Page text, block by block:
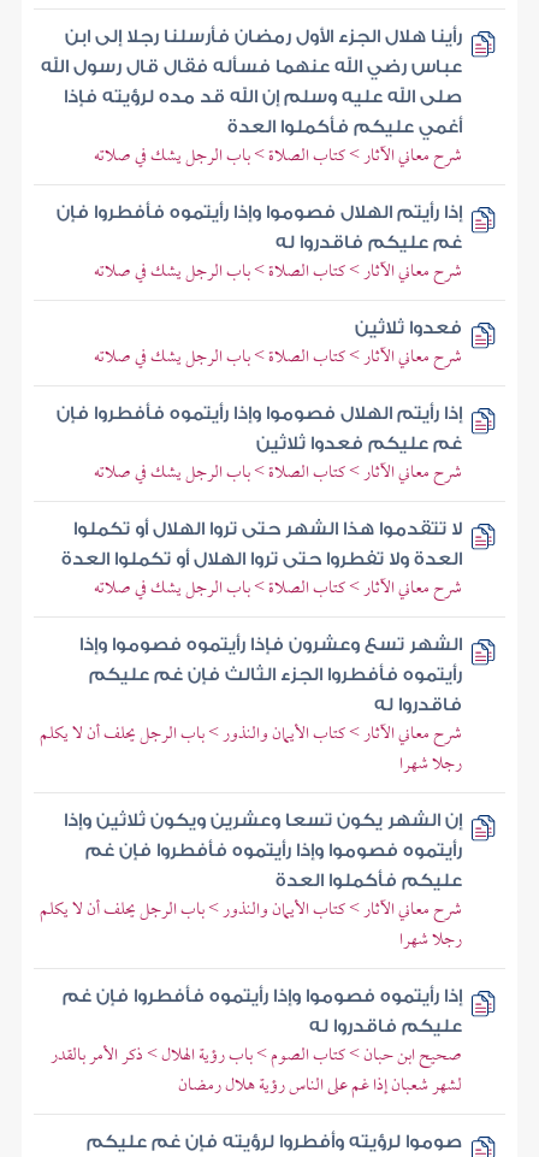
رأينا هلال الجزء الأول رمضان فأرسلنا رجلا إلى ابن
عباس رضي الله عنهما فسأله فقال قال رسول الله
صلى الله عليه وسلم إن الله قد مده لرؤيته فإذا
أغمي عليكم فأكملوا العدة
شرح معاني الآثار > كتاب الصلاة > باب الرجل يشك في صلاته
إذا رأيتم الهلال فصوموا وإذا رأيتموه فأفطروا فإن
غم عليكم فاقدروا له
شرح معاني الآثار > كتاب الصلاة > باب الرجل يشك في صلاته
فعدوا ثلاثين
شرح معاني الآثار > كتاب الصلاة > باب الرجل يشك في صلاته
إذا رأيتم الهلال فصوموا وإذا رأيتموه فأفطروا فإن
غم عليكم فعدوا ثلاثين
شرح معاني الآثار > كتاب الصلاة > باب الرجل يشك في صلاته
لا تتقدموا هذا الشهر حتى تروا الهلال أو تكملوا
العدة ولا تفطروا حتى تروا الهلال أو تكملوا العدة
شرح معاني الآثار > كتاب الصلاة > باب الرجل يشك في صلاته
الشهر تسع وعشرون فإذا رأيتموه فصوموا وإذا
رأيتموه فأفطروا الجزء الثالث فإن غم عليكم
فاقدروا له
شرح معاني الآثار > كتاب الأيمان والنذور > باب الرجل يحلف أن لا يكلم
رجلا شهرا
إن الشهر يكون تسعا وعشرين ويكون ثلاثين وإذا
رأيتموه فصوموا وإذا رأيتموه فأفطروا فإن غم
عليكم فأكملوا العدة
شرح معاني الآثار > كتاب الأيمان والنذور > باب الرجل يحلف أن لا يكلم
رجلا شهرا
إذا رأيتموه فصوموا وإذا رأيتموه فأفطروا فإن غم
عليكم فاقدروا له
صحيح ابن حبان > كتاب الصوم > باب رؤية الهلال > ذكر الأمر بالقدر
لشهر شعبان إذا غم على الناس رؤية هلال رمضان
صوموا لرؤيته وأفطروا لرؤيته فإن غم عليكم